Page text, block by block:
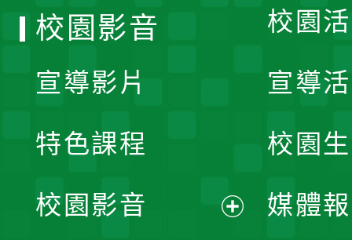
校園
宣導
校園
媒體
校園影音
宣導影片
特色課程
校園影音